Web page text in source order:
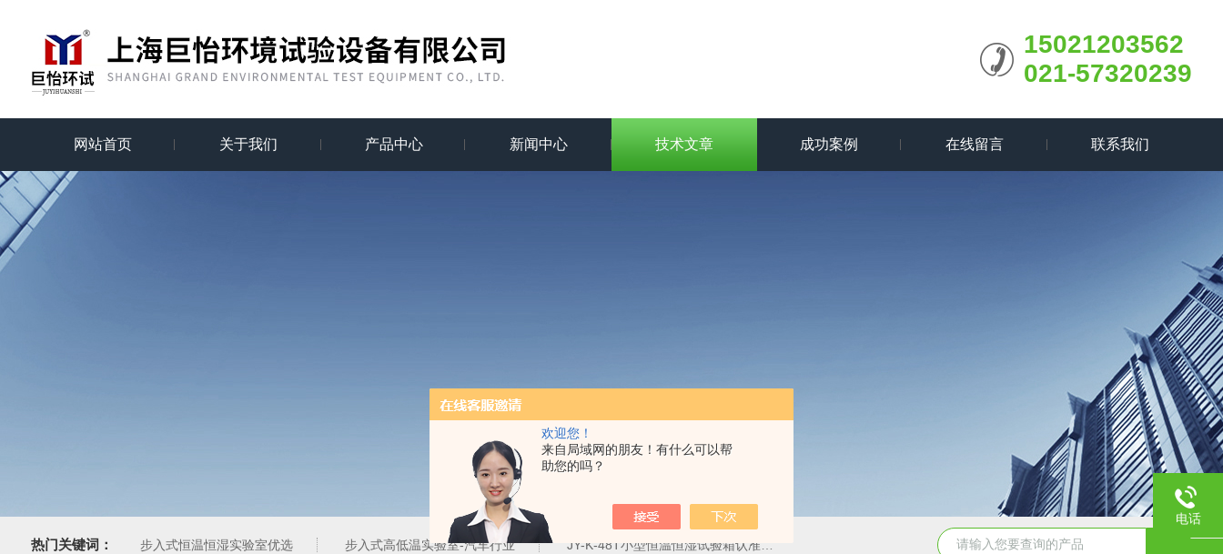
欢迎您！
来自局域网的朋友！有什么可以帮
助您的吗？
15021203562
021-57320239
网站首页 关于我们 产品中心 新闻中心 技术文章 成功案例 在线留言 联系我们
热门关键词： 步入式恒温恒湿实验室优选 步入式高低温实验室-汽车行业 JY-K-48T小型恒温恒湿试验箱认准巨怡环试 JY-K-48T小型恒温恒湿试验箱半导体行业专用
电话